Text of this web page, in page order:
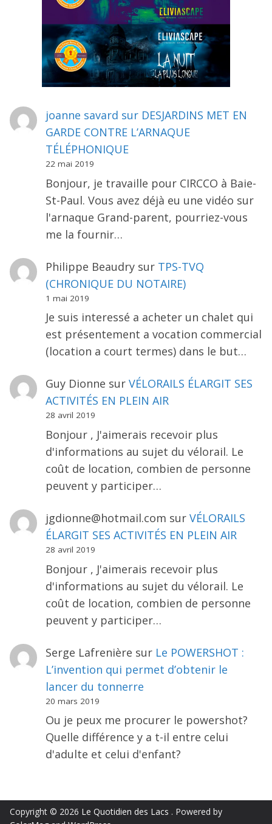
joanne savard sur DESJARDINS MET EN
GARDE CONTRE L’ARNAQUE
TÉLÉPHONIQUE
22 mai 2019
Bonjour, je travaille pour CIRCCO à Baie-
St-Paul. Vous avez déjà eu une vidéo sur
l'arnaque Grand-parent, pourriez-vous
me la fournir…
Philippe Beaudrysur TPS-TVQ
(CHRONIQUE DU NOTAIRE)
1 mai 2019
Je suis interessé a acheter un chalet qui
est présentement a vocation commercial
(location a court termes) dans le but…
Guy Dionne sur VÉLORAILS ÉLARGIT SES
ACTIVITÉS EN PLEIN AIR
28 avril 2019
Bonjour , J'aimerais recevoir plus
d'informations au sujet du vélorail. Le
coût de location, combien de personne
peuvent y participer…
jgdionne@hotmail.com sur VÉLORAILS
ÉLARGIT SES ACTIVITÉS EN PLEIN AIR
28 avril 2019
Bonjour , J'aimerais recevoir plus
d'informations au sujet du vélorail. Le
coût de location, combien de personne
peuvent y participer…
Serge Lafrenière sur Le POWERSHOT :
L’invention qui permet d’obtenir le
lancer du tonnerre
20 mars 2019
Ou je peux me procurer le powershot?
Quelle différence y a t-il entre celui
d'adulte et celui d'enfant?
Copyright © 2026 Le Quotidien des Lacs . Powered by